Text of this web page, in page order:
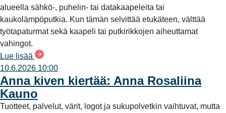
alueella sähkö-, puhelin- tai datakaapeleita tai
kaukolämpöputkia. Kun tämän selvittää etukäteen, välttää
työtapaturmat sekä kaapeli tai putkirikkojen aiheuttamat
vahingot.
Lue lisää
10.6.2026 10:00
Anna kiven kiertää: Anna Rosaliina
Kauno
Tuotteet, palvelut, värit, logot ja sukupolvetkin vaihtuvat, mutta